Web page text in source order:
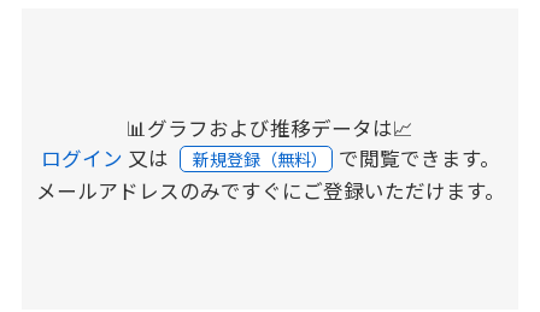
📊グラフおよび推移データは📈
ログイン 又は 新規登録（無料） で閲覧できます。
メールアドレスのみですぐにご登録いただけます。